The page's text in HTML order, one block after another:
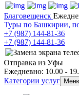
Благовещенск
Туры по Башкирии,
+7 (987) 144-81-36
+7 (987) 144-81-36
Отправка из Уфы
Ежедневно: 10.00 -
Категории услуг